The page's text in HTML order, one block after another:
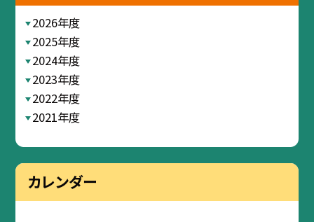
2026年度
2025年度
2024年度
2023年度
2022年度
2021年度
カレンダー